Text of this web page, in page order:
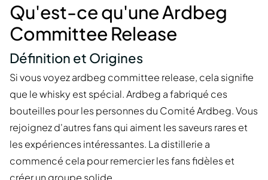
Qu'est-ce qu'une Ardbeg
Committee Release
Définition et Origines
Si vous voyez ardbeg committee release, cela signifie
que le whisky est spécial. Ardbeg a fabriqué ces
bouteilles pour les personnes du Comité Ardbeg. Vous
rejoignez d'autres fans qui aiment les saveurs rares et
les expériences intéressantes. La distillerie a
commencé cela pour remercier les fans fidèles et